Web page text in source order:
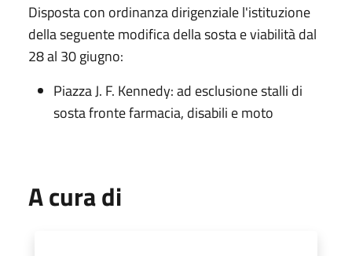
Disposta con ordinanza dirigenziale l'istituzione
della seguente modifica della sosta e viabilità dal
28 al 30 giugno:
Piazza J. F. Kennedy: ad esclusione stalli di
sosta fronte farmacia, disabili e moto
A cura di